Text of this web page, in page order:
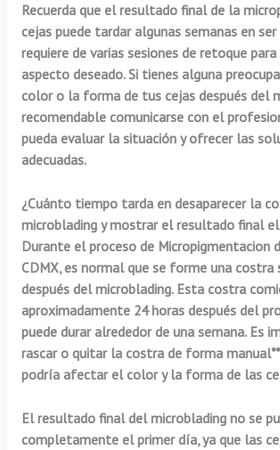
Recuerda que el resultado final de la
cejas puede tardar algunas semanas en ser
requiere de varias sesiones de retoque
aspecto deseado. Si tienes alguna
color o la forma de tus cejas después del
recomendable comunicarse con el
pueda evaluar la situación y ofrecer las
adecuadas.
¿Cuánto tiempo tarda en desaparecer la
microblading y mostrar el resultado final
Durante el proceso de Micropigmentacion
CDMX, es normal que se forme una costra
después del microblading. Esta costra
aproximadamente 24 horas después del
puede durar alrededor de una semana. Es
rascar o quitar la costra de forma
podría afectar el color y la forma de las
El resultado final del microblading no se
completamente el primer día, ya que las